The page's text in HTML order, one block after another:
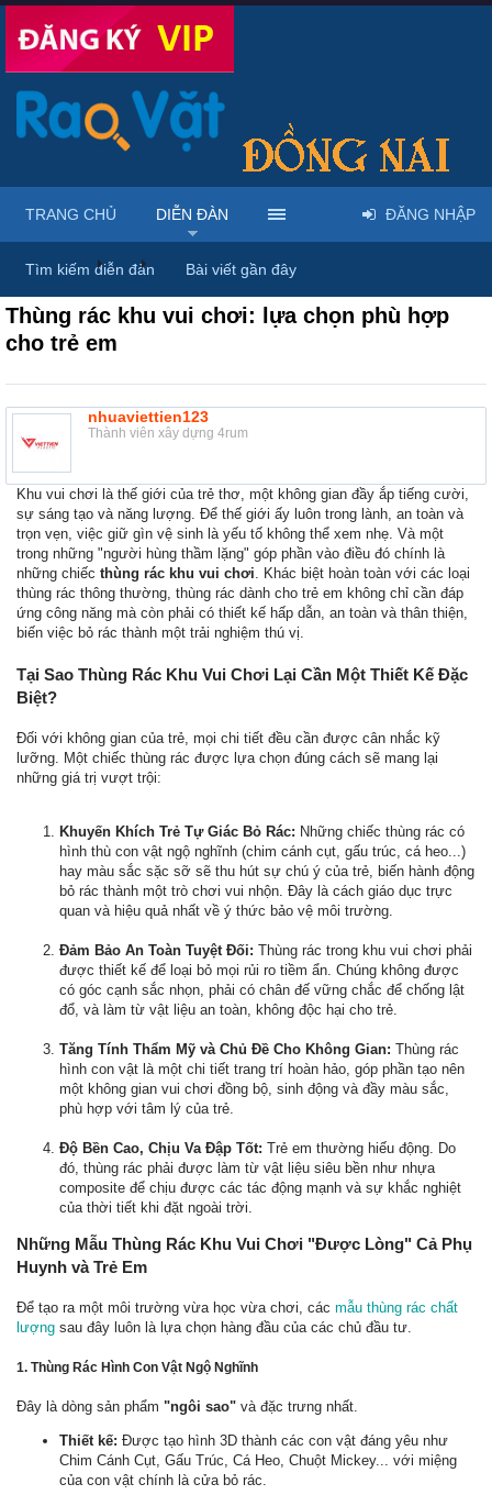
Diễn đàn ... Rao vặt tổng hợp - Uy tín - Miễn phí
Thùng rác khu vui chơi: lựa chọn phù hợp
cho trẻ em
nhuaviettien123
Thành viên xây dựng 4rum
Khu vui chơi là thế giới của trẻ thơ, một không gian đầy ắp tiếng cười,
sự sáng tạo và năng lượng. Để thế giới ấy luôn trong lành, an toàn và
trọn vẹn, việc giữ gìn vệ sinh là yếu tố không thể xem nhẹ. Và một
trong những "người hùng thầm lặng" góp phần vào điều đó chính là
những chiếc thùng rác khu vui chơi. Khác biệt hoàn toàn với các loại
thùng rác thông thường, thùng rác dành cho trẻ em không chỉ cần đáp
ứng công năng mà còn phải có thiết kế hấp dẫn, an toàn và thân thiện,
biến việc bỏ rác thành một trải nghiệm thú vị.
Tại Sao Thùng Rác Khu Vui Chơi Lại Cần Một Thiết Kế Đặc
Biệt?
Đối với không gian của trẻ, mọi chi tiết đều cần được cân nhắc kỹ
lưỡng. Một chiếc thùng rác được lựa chọn đúng cách sẽ mang lại
những giá trị vượt trội:
Khuyến Khích Trẻ Tự Giác Bỏ Rác: Những chiếc thùng rác có
hình thù con vật ngộ nghĩnh (chim cánh cụt, gấu trúc, cá heo...)
hay màu sắc sặc sỡ sẽ thu hút sự chú ý của trẻ, biến hành động
bỏ rác thành một trò chơi vui nhộn. Đây là cách giáo dục trực
quan và hiệu quả nhất về ý thức bảo vệ môi trường.
Đảm Bảo An Toàn Tuyệt Đối: Thùng rác trong khu vui chơi phải
được thiết kế để loại bỏ mọi rủi ro tiềm ẩn. Chúng không được
có góc cạnh sắc nhọn, phải có chân đế vững chắc để chống lật
đổ, và làm từ vật liệu an toàn, không độc hại cho trẻ.
Tăng Tính Thẩm Mỹ và Chủ Đề Cho Không Gian: Thùng rác
hình con vật là một chi tiết trang trí hoàn hảo, góp phần tạo nên
một không gian vui chơi đồng bộ, sinh động và đầy màu sắc,
phù hợp với tâm lý của trẻ.
Độ Bền Cao, Chịu Va Đập Tốt: Trẻ em thường hiếu động. Do
đó, thùng rác phải được làm từ vật liệu siêu bền như nhựa
composite để chịu được các tác động mạnh và sự khắc nghiệt
của thời tiết khi đặt ngoài trời.
Những Mẫu Thùng Rác Khu Vui Chơi "Được Lòng" Cả Phụ
Huynh và Trẻ Em
Để tạo ra một môi trường vừa học vừa chơi, các mẫu thùng rác chất
lượng sau đây luôn là lựa chọn hàng đầu của các chủ đầu tư.
1. Thùng Rác Hình Con Vật Ngộ Nghĩnh
Đây là dòng sản phẩm "ngôi sao" và đặc trưng nhất.
Thiết kế: Được tạo hình 3D thành các con vật đáng yêu như
Chim Cánh Cụt, Gấu Trúc, Cá Heo, Chuột Mickey... với miệng
của con vật chính là cửa bỏ rác.
TRANG CHỦ DIỄN ĐÀN
Tìm kiếm diễn đàn Bài viết gần đây
ĐĂNG NHẬP